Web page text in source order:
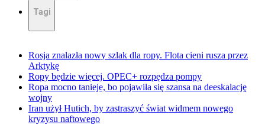
Tagi
Rosja znalazła nowy szlak dla ropy. Flota cieni rusza przez
Arktykę
Ropy będzie więcej. OPEC+ rozpędza pompy
Ropa mocno tanieje, bo pojawiła się szansa na deeskalację
wojny
Iran użył Hutich, by zastraszyć świat widmem nowego
kryzysu naftowego